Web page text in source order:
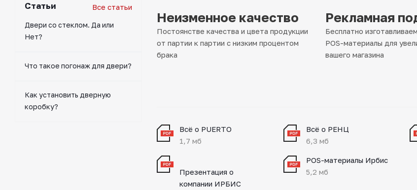
Неизменное качество
Постоянстве качества и цвета продукции
от партии к партии с низким процентом
брака
Рекламная
Бесплатно
POS-материалы для
вашего магазина
Всё о PUERTO
1,7 мб
Всё о РЕНЦ
6,3 мб
Презентация о
компании ИРБИС
POS-материалы Ирбис
5,2 мб
Статьи Все статьи
Двери со стеклом. Да или
Нет?
Что такое погонаж для двери?
Как установить дверную
коробку?